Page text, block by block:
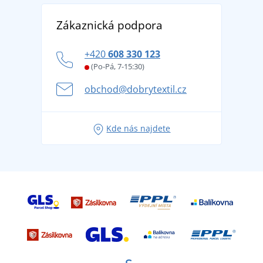
Vrácení zboží a reklamace
Potisk a výšivka
Věrnostní program BONTIS +
DobrýTextil pro firmy a organizace
tradicí od roku 1976
Letní dobrodružství začíná balením aneb připravte
se na dovolenou bez starostí
Zákaznická podpora
+420608 330 123
(Po-Pá, 7-15:30)
obchod@dobrytextil.cz
Kde nás najdete